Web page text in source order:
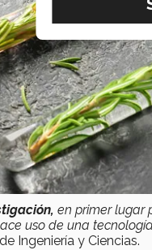
en primer lugar
uso de una
Ingeniería y Ciencias.